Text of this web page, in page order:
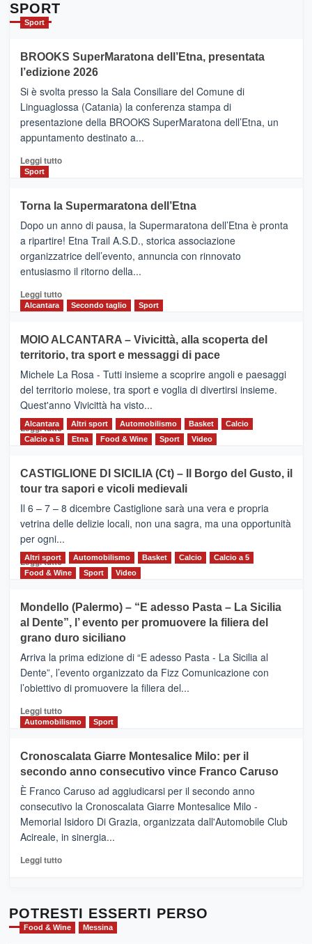
con
la
Al
via
i
collegamenti
SPORT
Sport
BROOKS SuperMaratona dell’Etna, presentata
l’edizione 2026
Si è svolta presso la Sala Consiliare del Comune di
Linguaglossa (Catania) la conferenza stampa di
presentazione della BROOKS SuperMaratona dell’Etna, un
appuntamento destinato a...
Leggi tuttoLeggi
BROOKS
SuperMaratona
dell’Etna,
presentata
l’edizione
2026
Sport
Torna la Supermaratona dell’Etna
Dopo un anno di pausa, la Supermaratona dell’Etna è pronta
a ripartire! Etna Trail A.S.D., storica associazione
organizzatrice dell’evento, annuncia con rinnovato
entusiasmo il ritorno della...
Leggi tuttoLeggi
Torna
la
Supermaratona
dell’Etna
Alcantara Secondo taglio Sport
MOIO ALCANTARA – Vivicittà, alla scoperta del
territorio, tra sport e messaggi di pace
Michele La Rosa - Tutti insieme a scoprire angoli e paesaggi
del territorio moiese, tra sport e voglia di divertirsi insieme.
Quest'anno Vivicittà ha visto...
Leggi tutto Leggi
MOIO
ALCANTARA
–
Vivicittà,
alla
scoperta
del
territorio,
e
messaggi
di
Alcantara Altri sport Automobilismo Basket
Calcio
Calcio a 5
Etna Food & Wine Sport Video
CASTIGLIONE DI SICILIA (Ct) – Il Borgo del Gusto, il
tour tra sapori e vicoli medievali
Il 6 – 7 – 8 dicembre Castiglione sarà una vera e propria
vetrina delle delizie locali, non una sagra, ma una opportunità
per ogni...
Leggi tuttoLeggi
di
CASTIGLIONE
DI
SICILIA
(Ct)
–
Il
Borgo
Gusto,
il
tra
sapori
vicoli
medievali
Altri sport Automobilismo Basket Calcio
Calcio a 5
Food & Wine
Sport Video
Mondello (Palermo) – “E adesso Pasta – La Sicilia
al Dente”, l’ evento per promuovere la filiera del
grano duro siciliano
Arriva la prima edizione di “E adesso Pasta - La Sicilia al
Dente”, l’evento organizzato da Fizz Comunicazione con
l’obiettivo di promuovere la filiera del...
Leggi tuttoLeggi
di
Mondello
(Palermo)
–
“E
adesso
Pasta
–
Sicilia
l’
evento
per
Automobilismo Sport
Cronoscalata Giarre Montesalice Milo: per il
secondo anno consecutivo vince Franco Caruso
È Franco Caruso ad aggiudicarsi per il secondo anno
consecutivo la Cronoscalata Giarre Montesalice Milo -
Memorial Isidoro Di Grazia, organizzata dall'Automobile Club
Acireale, in sinergia...
Leggi tuttoLeggi
Cronoscalata
Giarre
Montesalice
POTRESTI ESSERTI PERSO
Food & Wine Messina